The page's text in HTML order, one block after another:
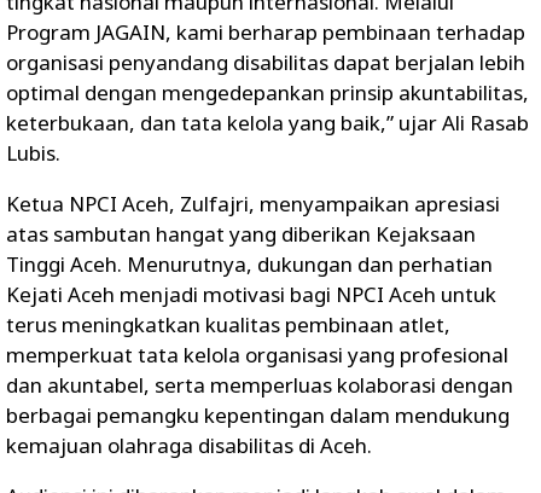
Program JAGAIN, kami berharap pembinaan terhadap
organisasi penyandang disabilitas dapat berjalan lebih
optimal dengan mengedepankan prinsip akuntabilitas,
keterbukaan, dan tata kelola yang baik,” ujar Ali Rasab
Lubis.
Ketua NPCI Aceh, Zulfajri, menyampaikan apresiasi
atas sambutan hangat yang diberikan Kejaksaan
Tinggi Aceh. Menurutnya, dukungan dan perhatian
Kejati Aceh menjadi motivasi bagi NPCI Aceh untuk
terus meningkatkan kualitas pembinaan atlet,
memperkuat tata kelola organisasi yang profesional
dan akuntabel, serta memperluas kolaborasi dengan
berbagai pemangku kepentingan dalam mendukung
kemajuan olahraga disabilitas di Aceh.